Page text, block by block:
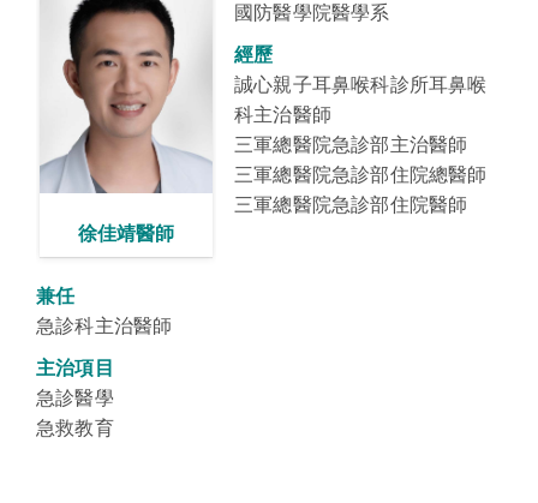
徐佳靖醫師
兼任
急診科主治醫師
主治項目
急診醫學
急救教育
國防醫學院醫學系
經歷
誠心親子耳鼻喉科診所耳鼻喉
科主治醫師
三軍總醫院急診部主治醫師
三軍總醫院急診部住院總醫師
三軍總醫院急診部住院醫師